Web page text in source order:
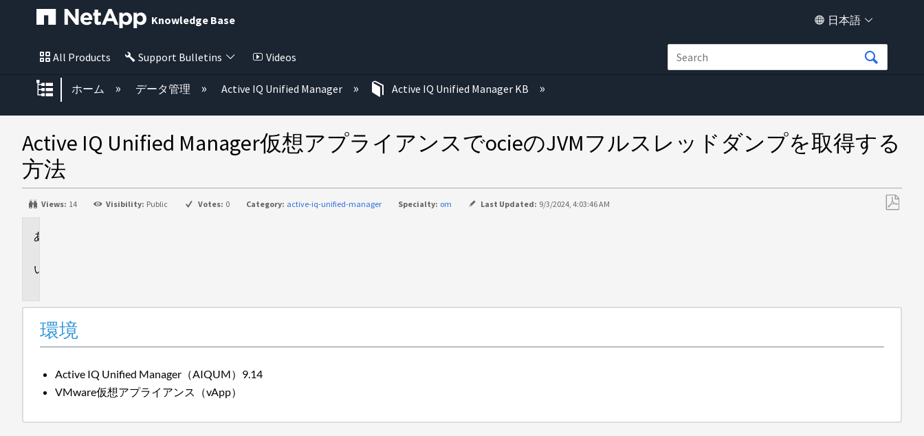
Knowledge Base 日本語
All Products Support Bulletins Videos
グローバル階層を展開/折りたたむ
ホーム データ管理 Active IQ Unified Manager Active IQ Unified Manager KB
Active IQ Unified Manager仮想アプライアンスでocieのJVMフルスレッドダンプを取得する
方法
Views: 14 Visibility: Public Votes: 0 Category: active-iq-unified-manager Specialty: om Last Updated: 9/3/2024, 4:03:46 AM
環境
Active IQ Unified Manager（AIQUM）9.14
VMware仮想アプライアンス（vApp）